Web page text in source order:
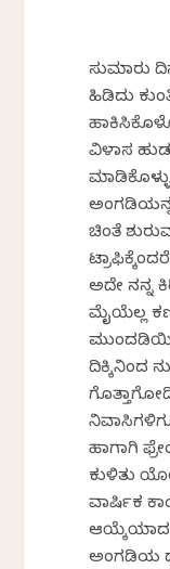
ಸುಮಾರು
ಹಿಡಿದು
ವಿಳಾಸ
ಚಿಂತೆ
ಅದೇ ನನ್ನ
ಮೈಯೆಲ್ಲ
ದಿಕ್ಕಿನಿಂದ
ಹಾಗಾಗಿ
ಕುಳಿತು
ವಾರ್ಷಿಕ
ಆಯ್ಕೆಯಾದ
ಅಂಗಡಿಯ